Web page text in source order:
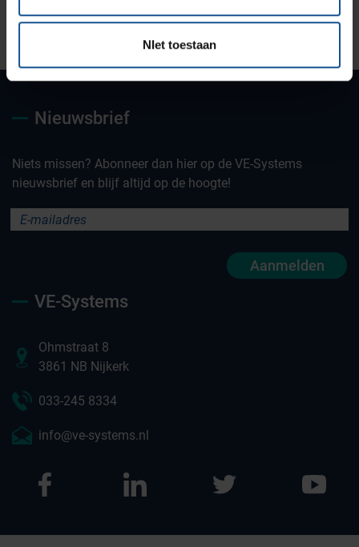
NIet toestaan
Uw partner voor
Maatwerk oplossingen
Jarenlange kennis &
Nieuwsbrief
Niets missen? Abonneer dan hier op de VE-Systems
nieuwsbrief en blijf altijd op de hoogte!
Aanmelden
VE-Systems
Ohmstraat 8
3861 NB Nijkerk
033-245 8334
info@ve-systems.nl